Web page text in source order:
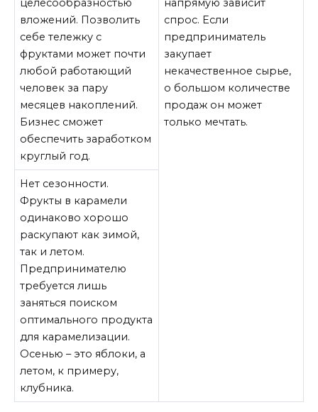
целесообразностью
вложений. Позволить
себе тележку с
фруктами может почти
любой работающий
человек за пару
месяцев накоплений.
Бизнес сможет
обеспечить заработком
круглый год.
напрямую зависит
спрос. Если
предприниматель
закупает
некачественное сырье,
о большом количестве
продаж он может
только мечтать.
Нет сезонности.
Фрукты в карамели
одинаково хорошо
раскупают как зимой,
так и летом.
Предпринимателю
требуется лишь
заняться поиском
оптимального продукта
для карамелизации.
Осенью – это яблоки, а
летом, к примеру,
клубника.